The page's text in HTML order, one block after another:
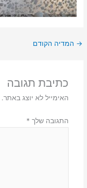
→ המדיה הקודם
כתיבת תגובה
האימייל לא יוצג באתר.
התגובה שלך *